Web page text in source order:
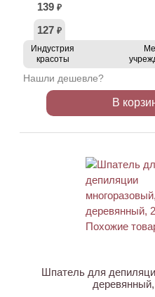
139 ₽
127 ₽
Индустрия
красоты
Нашли дешевле?
В
Шпатель для